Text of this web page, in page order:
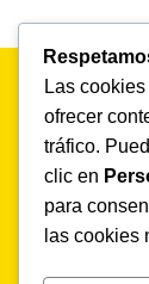
Las
ofrecer
tráfico.
clic en
para
las cookies